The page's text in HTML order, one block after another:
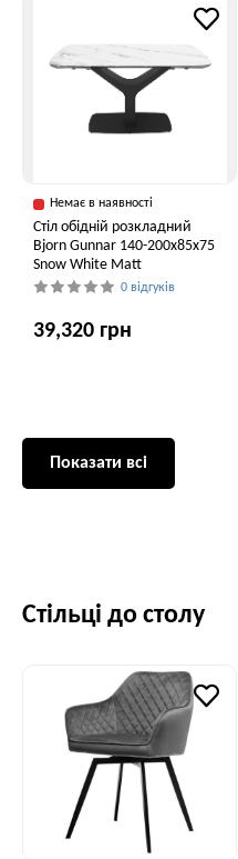
Немає в наявності
Стіл обідній розкладний
Bjorn Gunnar 140-200х85х75
Snow White Matt
0 відгуків
39,320 грн
Показати всі
Стільці до столу